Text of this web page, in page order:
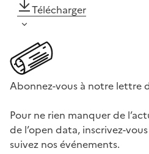
Télécharger
Abonnez-vous à notre lettre
Pour ne rien manquer de
de l’open data, inscrivez-
suivez nos événements.